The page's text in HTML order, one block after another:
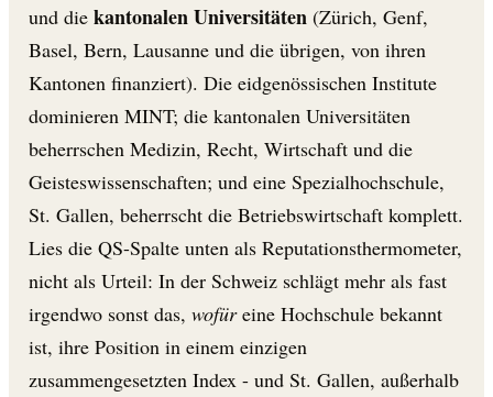
und die kantonalen Universitäten (Zürich, Genf,
Basel, Bern, Lausanne und die übrigen, von ihren
Kantonen finanziert). Die eidgenössischen Institute
dominieren MINT; die kantonalen Universitäten
beherrschen Medizin, Recht, Wirtschaft und die
Geisteswissenschaften; und eine Spezialhochschule,
St. Gallen, beherrscht die Betriebswirtschaft komplett.
Lies die QS-Spalte unten als Reputationsthermometer,
nicht als Urteil: In der Schweiz schlägt mehr als fast
irgendwo sonst das, wofüreine Hochschule bekannt
ist, ihre Position in einem einzigen
zusammengesetzten Index - und St. Gallen, außerhalb